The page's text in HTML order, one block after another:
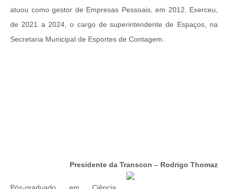
atuou como gestor de Empresas Pessoais, em 2012. Exerceu,
de 2021 a 2024, o cargo de superintendente de Espaços, na
Secretaria Municipal de Esportes de Contagem.
Presidente da Transcon – Rodrigo Thomaz